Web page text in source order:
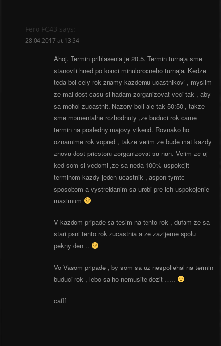
Fero FC43 says:
28.04.2017 at 13:34
Ahoj. Termin prihlasenia je 20.5. Termin turnaja sme
stanovili hned po konci minulorocneho turnaja. Kedze
teda bol cely rok znamy kazdemu ucastnikovi , myslim
ze mal dost casu si hadam zorganizovat veci tak , aby
sa mohol zucastnit. Nazory boli ale tak 50:50 , takze
sme momentalne rozhodnuty ,ze buduci rok dame
termin na posledny majovy vikend. Rovnako ho
oznamime rok vopred , takze verim ze bude mat kazdy
znova dost priestoru zorganizovat sa nan. Verim ze aj
ked som si vedomi ,ze sa neda 100% uspokojit
terminom kazdy jeden ucastnik , aspon tymto
sposobom a vystreidanim sa urobi pre ich uspokojenie
maximum
V kazdom pripade sa tesim na tento rok , dufam ze sa
stari pani tento rok zucastnia a ze zazijeme spolu
pekny den ..
Vo Vasom pripade , by som sa uz nespoliehal na termin
buduci rok , lebo sa ho nemusite dozit …..
cafff